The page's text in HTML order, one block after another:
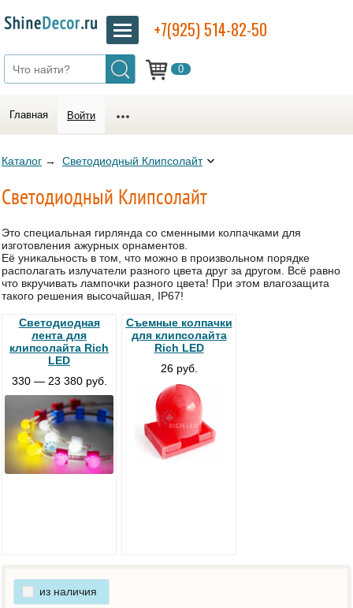
0
+7(925) 514-82-50
Главная Войти
Каталог → Светодиодный Клипсолайт
Светодиодный Клипсолайт
Это специальная гирлянда со сменными колпачками для
изготовления ажурных орнаментов.
Её уникальность в том, что можно в произвольном порядке
располагать излучатели разного цвета друг за другом. Всё равно
что вкручивать лампочки разного цвета! При этом влагозащита
такого решения высочайшая, IP67!
Светодиодная
лента для
клипсолайта Rich
LED
330 — 23 380 руб.
Съемные колпачки
для клипсолайта
Rich LED
26 руб.
из наличия